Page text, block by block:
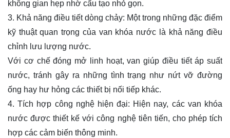
không gian hẹp nhờ cấu tạo nhỏ gọn.
3. Khả năng điều tiết dòng chảy: Một trong những đặc điểm
kỹ thuật quan trọng của van khóa nước là khả năng điều
chỉnh lưu lượng nước.
Với cơ chế đóng mở linh hoạt, van giúp điều tiết áp suất
nước, tránh gây ra những tình trạng như nứt vỡ đường
ống hay hư hỏng các thiết bị nối tiếp khác.
4. Tích hợp công nghệ hiện đại: Hiện nay, các van khóa
nước được thiết kế với công nghệ tiên tiến, cho phép tích
hợp các cảm biến thông minh.